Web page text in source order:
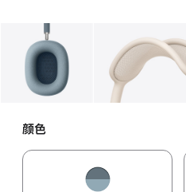
图库 1 图库
颜色